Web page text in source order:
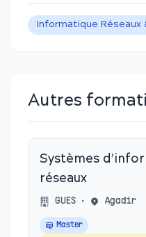
Informatique
Autres
Systèmes
réseaux
GUES • Agadir
Master